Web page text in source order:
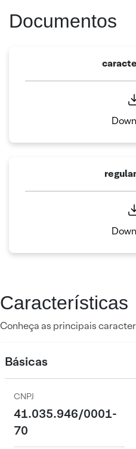
Documentos
Características
Conheça as principais
Básicas
CNPJ
41.035.946/0001-
70